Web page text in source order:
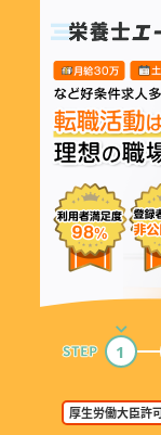
1
厚生労働大臣許